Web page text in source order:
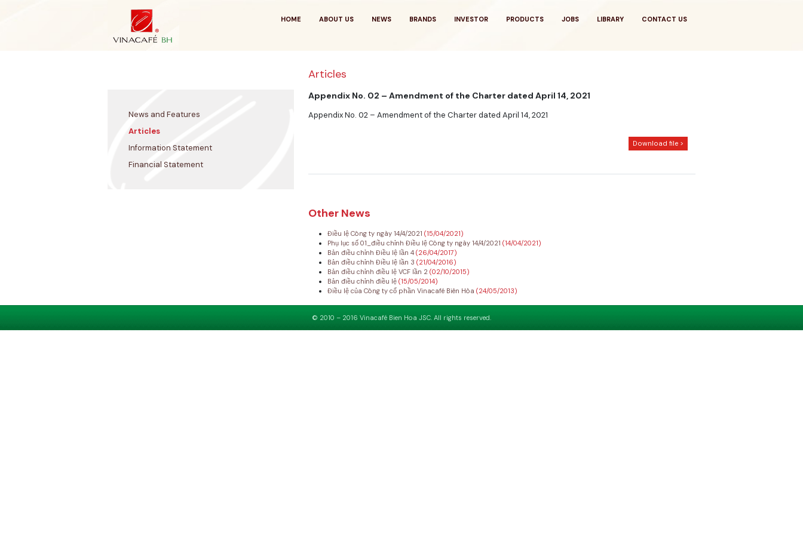
HOME ABOUT US NEWS BRANDS INVESTOR PRODUCTS JOBS LIBRARY CONTACT US
Articles
News and Features
Articles
Information Statement
Financial Statement
Appendix No. 02 – Amendment of the Charter dated April 14, 2021
Appendix No. 02 – Amendment of the Charter dated April 14, 2021
Download file >
Other News
Điều lệ Công ty ngày 14/4/2021 (15/04/2021)
Phụ lục số 01_điều chỉnh Điều lệ Công ty ngày 14/4/2021 (14/04/2021)
Bản điều chỉnh Điều lệ lần 4 (26/04/2017)
Bản điều chỉnh Điều lệ lần 3 (21/04/2016)
Bản điều chỉnh điều lệ VCF lần 2 (02/10/2015)
Bản điều chỉnh điều lệ (15/05/2014)
Điều lệ của Công ty cổ phần Vinacafé Biên Hòa (24/05/2013)
© 2010 – 2016 Vinacafé Bien Hoa JSC. All rights reserved.